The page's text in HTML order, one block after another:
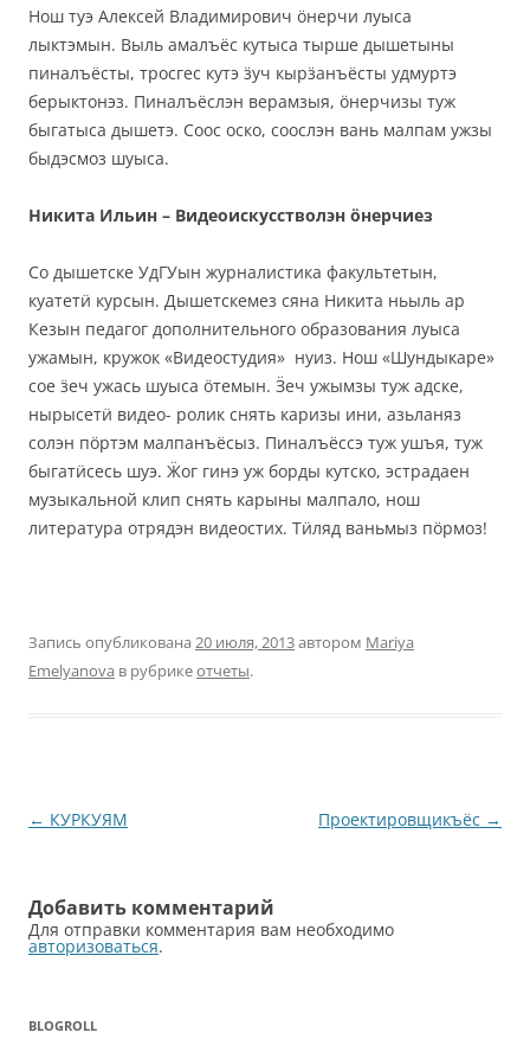
Нош туэ Алексей Владимирович ӧнерчи луыса
лыктэмын. Выль амалъёс кутыса тырше дышетыны
пиналъёсты, тросгес кутэ ӟуч кырӟанъёсты удмуртэ
берыктонэз. Пиналъёслэн верамзыя, ӧнерчизы туж
быгатыса дышетэ. Соос оско, соослэн вань малпам ужзы
быдэсмоз шуыса.
Никита Ильин – Видеоискусстволэн ӧнерчиез
Со дышетске УдГУын журналистика факультетын,
куатетӥ курсын. Дышетскемез сяна Никита ньыль ар
Кезын педагог дополнительного образования луыса
ужамын, кружок «Видеостудия» нуиз. Нош «Шундыкаре»
сое ӟеч ужась шуыса ӧтемын. Ӟеч ужымзы туж адске,
нырысетӥ видео- ролик снять каризы ини, азьланяз
солэн пӧртэм малпанъёсыз. Пиналъёссэ туж ушъя, туж
быгатӥсесь шуэ. Ӝог гинэ уж борды кутско, эстрадаен
музыкальной клип снять карыны малпало, нош
литература отрядэн видеостих. Тӥляд ваньмыз пӧрмоз!
Запись опубликована 20 июля, 2013автором Mariya
Emelyanova в рубрикеотчеты.
Навигация
← КУРКУЯМ Проектировщикъёс →
Добавить комментарий
Для отправки комментария вам необходимо
авторизоваться.
BLOGROLL